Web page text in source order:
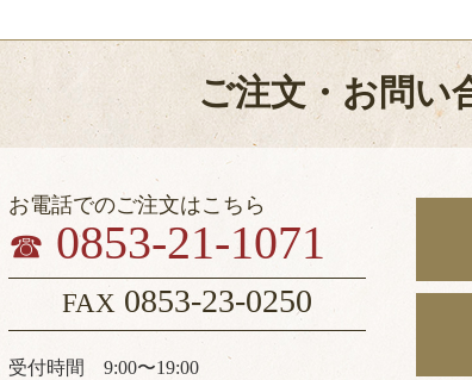
ご注文・お問い
お電話でのご注文はこちら
☎ 0853-21-1071
FAX 0853-23-0250
受付時間 9:00〜19:00